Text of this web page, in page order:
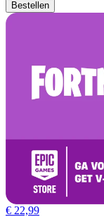
Bestellen
€ 22,99